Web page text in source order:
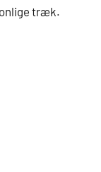
træk.